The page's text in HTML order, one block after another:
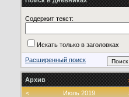
Содержит текст:
Искать только в заголовках
Расширенный поиск
Архив
<
Июль 2019